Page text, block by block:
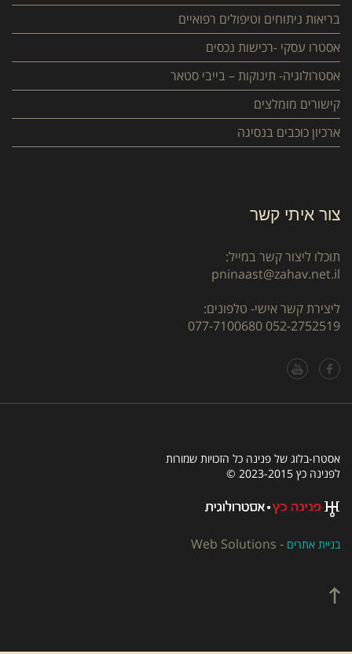
בריאות ניתוחים וטיפולים רפואיים
אסטרו עסקי -רכישות נכסים
אסטרולוגיה- תינוקות – בייבי סטאר
קישורים מומלצים
ארכיון כוכבים בנסיגה
צור איתי קשר
תוכלו ליצור קשר במייל:
pninaast@zahav.net.il
ליצירת קשר אישי- טלפונים:
052-2752519
077-7100680
אסטרו-בלוג של פנינה כל הזכויות שמורות
לפנינה כץ 2023-2015 ©
בניית אתרים -
Web Solutions